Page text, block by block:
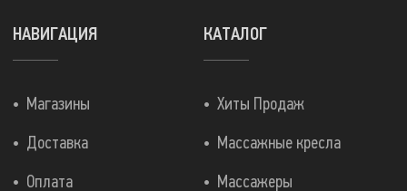
КАТАЛОГ
Хиты Продаж
Массажные кресла
Массажеры
НАВИГАЦИЯ
Магазины
Доставка
Оплата